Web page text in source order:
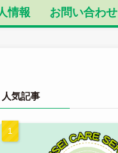
情報 お問い合わせ
人気記事